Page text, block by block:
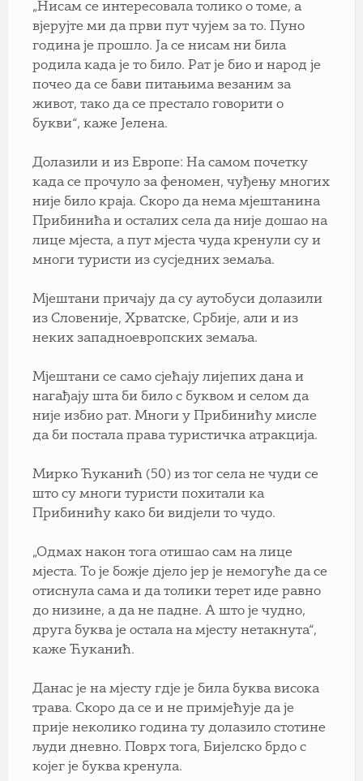
„Нисам се интересовала толико о томе, а
вјерујте ми да први пут чујем за то. Пуно
година је прошло. Ја се нисам ни била
родила када је то било. Рат је био и народ је
почео да се бави питањима везаним за
живот, тако да се престало говорити о
букви“, каже Јелена.
Долазили и из Европе: На самом почетку
када се прочуло за феномен, чуђењу многих
није било краја. Скоро да нема мјештанина
Прибинића и осталих села да није дошао на
лице мјеста, а пут мјеста чуда кренули су и
многи туристи из сусједних земаља.
Мјештани причају да су аутобуси долазили
из Словеније, Хрватске, Србије, али и из
неких западноевропских земаља.
Мјештани се само сјећају лијепих дана и
нагађају шта би било с буквом и селом да
није избио рат. Многи у Прибинићу мисле
да би постала права туристичка атракција.
Мирко Ћуканић (50) из тог села не чуди се
што су многи туристи похитали ка
Прибинићу како би видјели то чудо.
„Одмах након тога отишао сам на лице
мјеста. То је божје дјело јер је немогуће да се
отиснула сама и да толики терет иде равно
до низине, а да не падне. А што је чудно,
друга буква је остала на мјесту нетакнута“,
каже Ћуканић.
Данас је на мјесту гдје је била буква висока
трава. Скоро да се и не примјећује да је
прије неколико година ту долазило стотине
људи дневно. Поврх тога, Бијелско брдо с
којег је буква кренула.